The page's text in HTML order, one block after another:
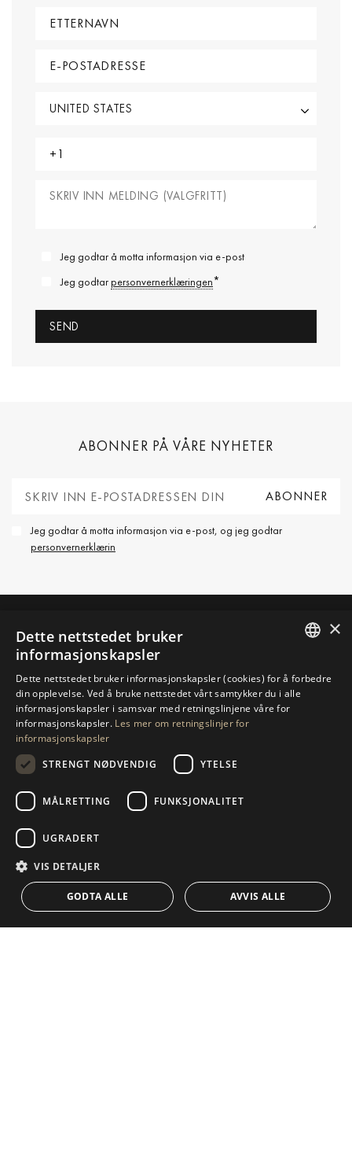
Jeg godtar å motta informasjon via e-post
Jeg godtarpersonvernerklæringen*
ABONNER PÅ VÅRE NYHETER
Jeg godtar å motta informasjon via e-post, og jeg godtar
personvernerklærin
TA KONTAKT MED OSS
BE OM MER INFORMASJON
SEND OSS EN MELDING
NAVIGASJON
Egenskaper
Veiledninger
Team
Blogg
SAMLING
Frontline Beach
KONTAKT
SPANISH
DUTCH
×
Dette nettstedet bruker
informasjonskapsler
Dette nettstedet bruker informasjonskapsler (cookies) for å forbedre
din opplevelse. Ved å bruke nettstedet vårt samtykker du i alle
informasjonskapsler i samsvar med retningslinjene våre for
informasjonskapsler. Les mer om retningslinjer for
informasjonskapsler
STRENGT NØDVENDIG
YTELSE
MÅLRETTING FUNKSJONALITET
UGRADERT
VIS DETALJER
GODTA ALLE AVVIS ALLE